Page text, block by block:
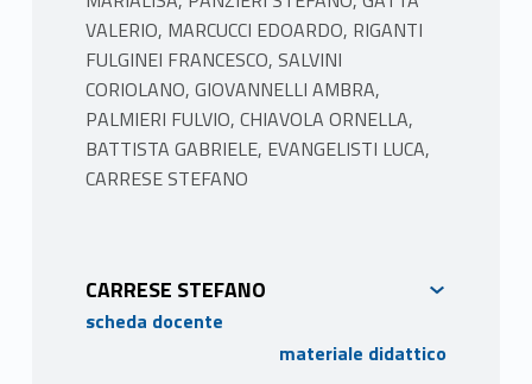
VALERIO, MARCUCCI EDOARDO, RIGANTI
FULGINEI FRANCESCO, SALVINI
CORIOLANO, GIOVANNELLI AMBRA,
PALMIERI FULVIO, CHIAVOLA ORNELLA,
BATTISTA GABRIELE, EVANGELISTI LUCA,
CARRESE STEFANO
CARRESE STEFANO
scheda docente
materiale didattico